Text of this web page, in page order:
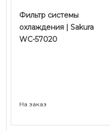
Фильтр системы
охлаждения | Sakura
WC-57020
На заказ